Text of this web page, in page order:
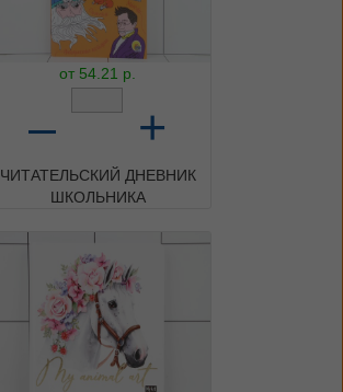
от 54.21 р.
– +
ЧИТАТЕЛЬСКИЙ ДНЕВНИК
ШКОЛЬНИКА